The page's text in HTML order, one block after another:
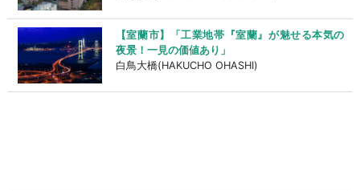
【室蘭市】「工業地帯『室蘭』が魅せる本気の
夜景！一見の価値あり」
白鳥大橋(HAKUCHO OHASHI)